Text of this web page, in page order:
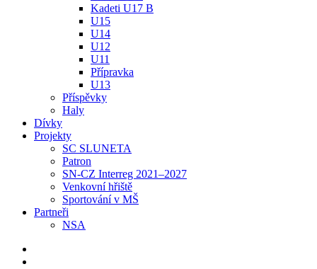
Kadeti U17 B
U15
U14
U12
U11
Přípravka
U13
Příspěvky
Haly
Dívky
Projekty
SC SLUNETA
Patron
SN-CZ Interreg 2021–2027
Venkovní hřiště
Sportování v MŠ
Partneři
NSA